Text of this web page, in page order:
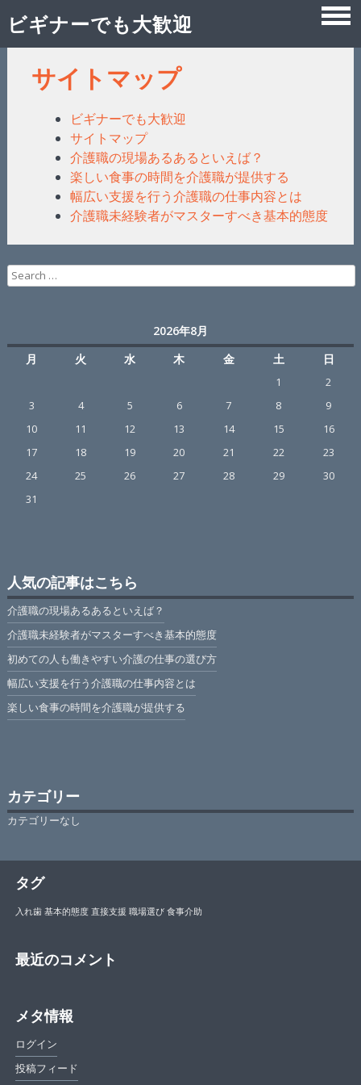
ビギナーでも大歓迎
サイトマップ
ビギナーでも大歓迎
サイトマップ
介護職の現場あるあるといえば？
楽しい食事の時間を介護職が提供する
幅広い支援を行う介護職の仕事内容とは
介護職未経験者がマスターすべき基本的態度
Search
for:
2026年8月
月
火 水 木 金 土 日
1
2
3
4 5 6 7 8
9
10
11 12 13 14 15
16
17
18 19 20 21 22
23
24
25 26 27 28 29
30
31
人気の記事はこちら
介護職の現場あるあるといえば？
介護職未経験者がマスターすべき基本的態度
初めての人も働きやすい介護の仕事の選び方
幅広い支援を行う介護職の仕事内容とは
楽しい食事の時間を介護職が提供する
カテゴリー
カテゴリーなし
タグ
入れ歯 基本的態度 直接支援 職場選び 食事介助
最近のコメント
メタ情報
ログイン
投稿フィード